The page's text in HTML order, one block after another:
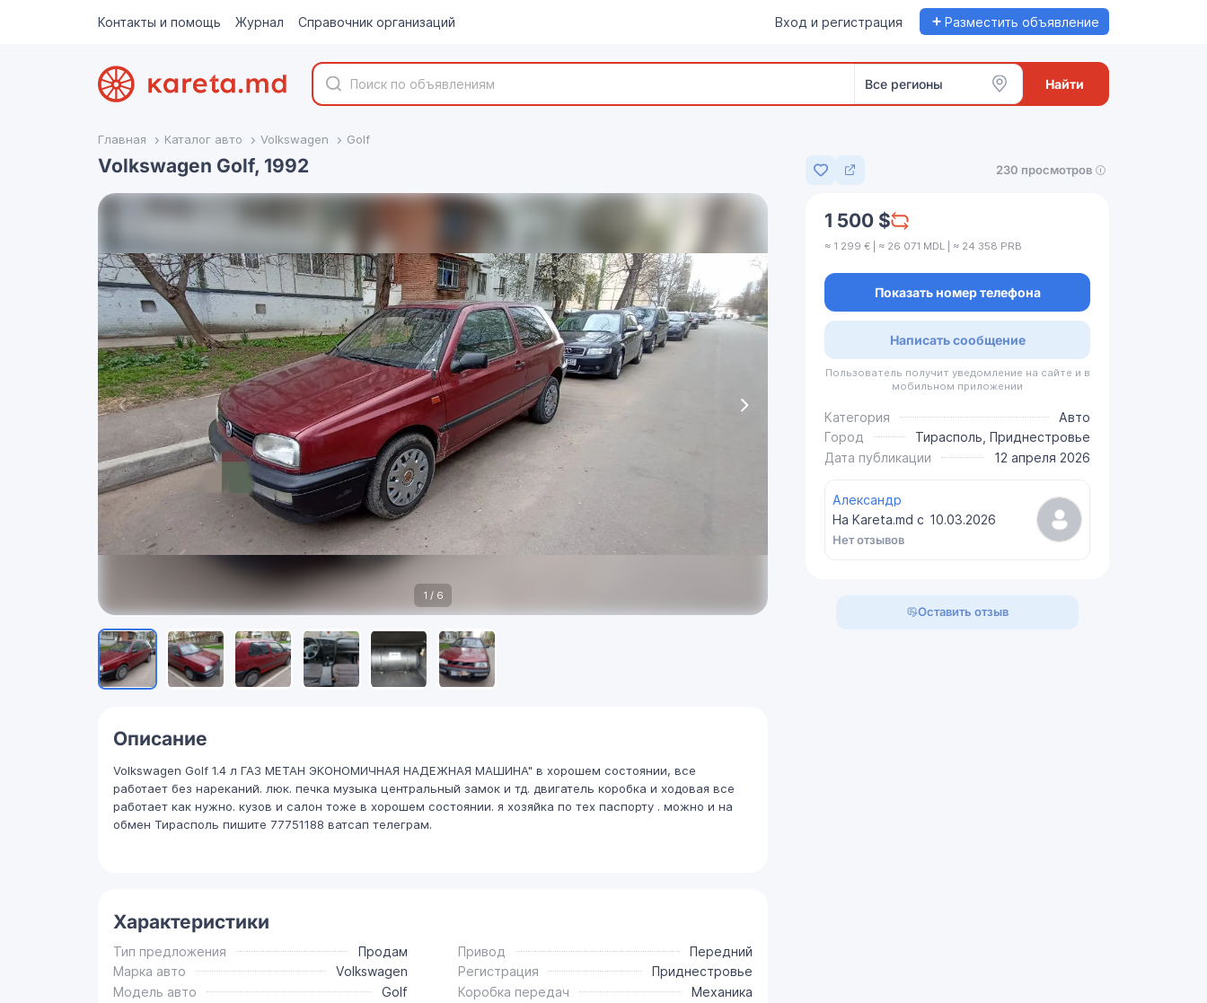
Контакты и помощь Журнал Справочник организаций Вход и регистрация + Разместить объявление
Все регионы Найти
Главная Каталог авто Volkswagen Golf
Volkswagen Golf, 1992
Добавить в избранное
230 просмотров
1 / 6
Описание
Volkswagen Golf 1.4 л ГАЗ МЕТАН ЭКОНОМИЧНАЯ НАДЕЖНАЯ МАШИНА" в хорошем состоянии, все
работает без нареканий. люк. печка музыка центральный замок и тд. двигатель коробка и ходовая все
работает как нужно. кузов и салон тоже в хорошем состоянии. я хозяйка по тех паспорту . можно и на
обмен Тирасполь пишите 77751188 ватсап телеграм.
Характеристики
Тип предложения
Продам
Марка авто
Volkswagen
Модель авто
Golf
Привод
Передний
Регистрация
Приднестровье
Коробка передач
Механика
1 500 $
≈ 1 299 € | ≈ 26 071 MDL | ≈ 24 358 PRB
Показать номер телефона
Написать сообщение
Пользователь получит уведомление на сайте и в
мобильном приложении
Категория
Авто
Город
Тирасполь, Приднестровье
Дата публикации
12 апреля 2026
Александр
На Kareta.md с 10.03.2026
Нет отзывов
Оставить отзыв